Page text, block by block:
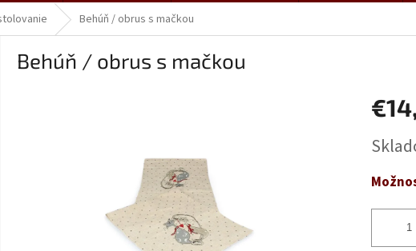
Behúň / obrus s mačkou
Behúň / obrus s mačkou
cena: